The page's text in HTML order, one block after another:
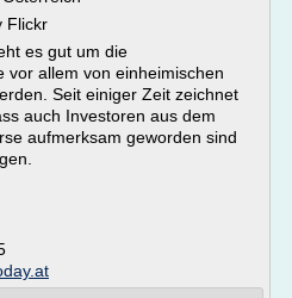
Flickr
es gut um die
vor allem von einheimischen
Seit einiger Zeit zeichnet
auch Investoren aus dem
aufmerksam geworden sind